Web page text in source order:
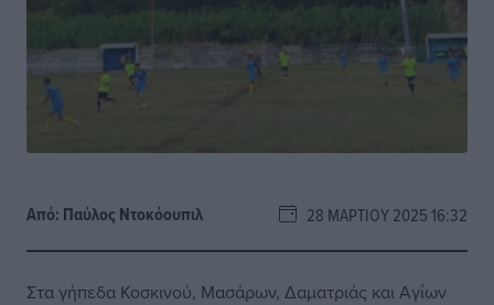
Από: Παύλος Nτοκόουπιλ 28 ΜΑΡΤΊΟΥ 2025 16:32
Στα γήπεδα Κοσκινού, Μασάρων, Δαματριάς και Αγίων